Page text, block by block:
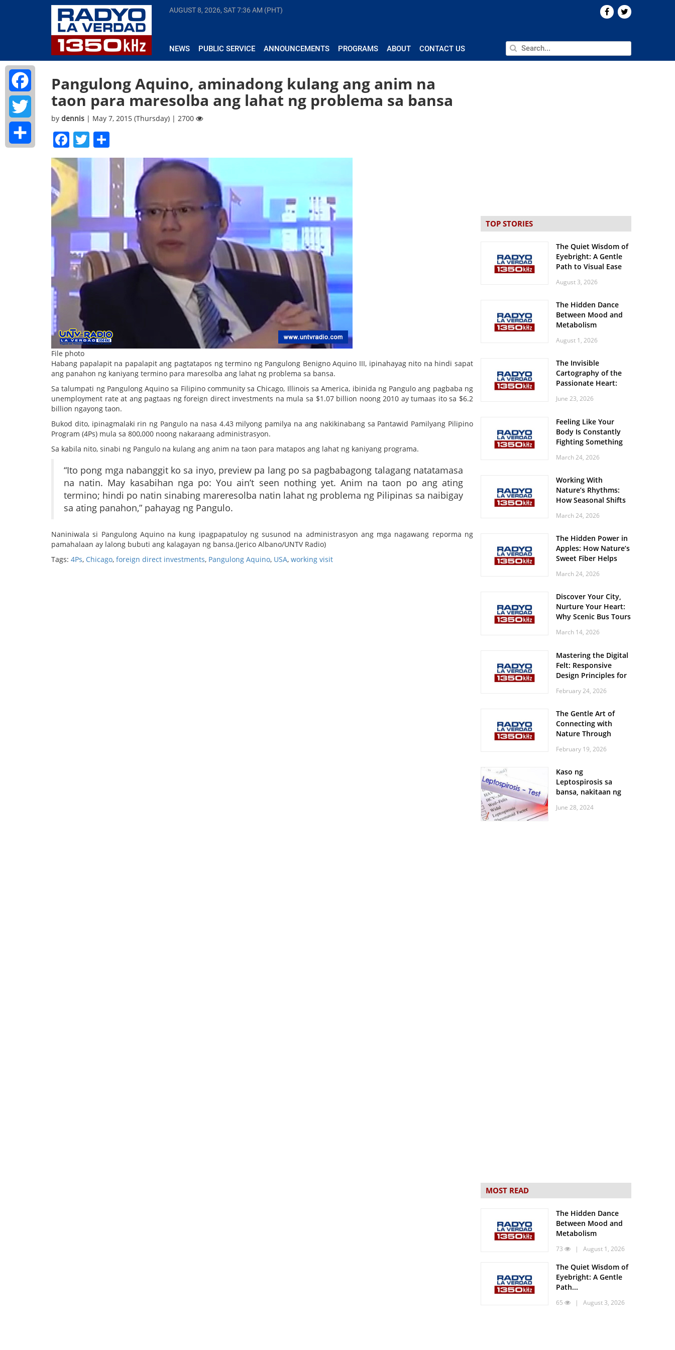
AUGUST 8, 2026, SAT7:36 AM (PHT)
NEWS PUBLIC SERVICE ANNOUNCEMENTS PROGRAMS ABOUT CONTACT US
Pangulong Aquino, aminadong kulang ang anim na
taon para maresolba ang lahat ng problema sa bansa
by dennis | May 7, 2015 (Thursday) | 2700
Facebook
Twitter
File photo
Habang papalapit na papalapit ang pagtatapos ng termino ng Pangulong Benigno Aquino III, ipinahayag nito na hindi sapat
ang panahon ng kaniyang termino para maresolba ang lahat ng problema sa bansa.
Sa talumpati ng Pangulong Aquino sa Filipino community sa Chicago, Illinois sa America, ibinida ng Pangulo ang pagbaba ng
unemployment rate at ang pagtaas ng foreign direct investments na mula sa $1.07 billion noong 2010 ay tumaas ito sa $6.2
billion ngayong taon.
Bukod dito, ipinagmalaki rin ng Pangulo na nasa 4.43 milyong pamilya na ang nakikinabang sa Pantawid Pamilyang Pilipino
Program (4Ps) mula sa 800,000 noong nakaraang administrasyon.
Sa kabila nito, sinabi ng Pangulo na kulang ang anim na taon para matapos ang lahat ng kaniyang programa.
“Ito pong mga nabanggit ko sa inyo, preview pa lang po sa pagbabagong talagang natatamasa
na natin. May kasabihan nga po: You ain’t seen nothing yet. Anim na taon po ang ating
termino; hindi po natin sinabing mareresolba natin lahat ng problema ng Pilipinas sa naibigay
sa ating panahon,” pahayag ng Pangulo.
Naniniwala si Pangulong Aquino na kung ipagpapatuloy ng susunod na administrasyon ang mga nagawang reporma ng
pamahalaan ay lalong bubuti ang kalagayan ng bansa.(Jerico Albano/UNTV Radio)
Tags: 4Ps, Chicago, foreign direct investments, Pangulong Aquino, USA, working visit
TOP STORIES
The Quiet Wisdom of
Eyebright: A Gentle
Path to Visual Ease
August 3, 2026
The Hidden Dance
Between Mood and
Metabolism
August 1, 2026
The Invisible
Cartography of the
Passionate Heart:
Spatial Solitude in
Roaring Stadiums
June 23, 2026
Feeling Like Your
Body Is Constantly
Fighting Something
Body Might Be
March 24, 2026
Working With
Nature’s Rhythms:
How Seasonal Shifts
and Vitality
March 24, 2026
The Hidden Power in
Apples: How Nature’s
Sweet Fiber Helps
Steady and Smooth
March 24, 2026
Discover Your City,
Nurture Your Heart:
Why Scenic Bus Tours
Practice
March 14, 2026
Mastering the Digital
Felt: Responsive
Design Principles for
February 24, 2026
The Gentle Art of
Connecting with
Nature Through
Walks
February 19, 2026
Kaso ng
Leptospirosis sa
bansa, nakitaan ng
June 28, 2024
MOST READ
The Hidden Dance
Between Mood and
Metabolism
73 | August 1, 2026
The Quiet Wisdom of
Eyebright: A Gentle
Path...
65 | August 3, 2026
Facebook
Twitter